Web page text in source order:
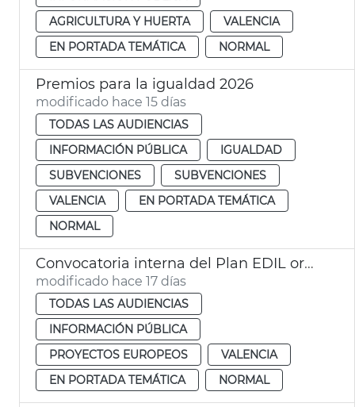
AGRICULTURA Y HUERTA
VALENCIA
EN PORTADA TEMÁTICA
NORMAL
Premios para la igualdad 2026
modificado hace 15 días
TODAS LAS AUDIENCIAS
INFORMACIÓN PÚBLICA
IGUALDAD
SUBVENCIONES
SUBVENCIONES
VALENCIA
EN PORTADA TEMÁTICA
NORMAL
Convocatoria interna del Plan EDIL ordinaria (FEDER 2021-2027)
modificado hace 17 días
TODAS LAS AUDIENCIAS
INFORMACIÓN PÚBLICA
PROYECTOS EUROPEOS
VALENCIA
EN PORTADA TEMÁTICA
NORMAL